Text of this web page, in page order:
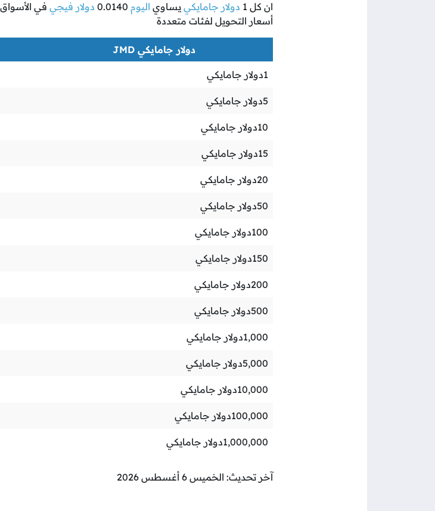
ان كل 1 دولار جامايكي يساوي اليوم 0.0140 دولار فيجي في الأسواق
أسعار التحويل لفئات متعددة
دولار جامايكي JMD
1دولار جامايكي
5دولار جامايكي
10دولار جامايكي
15دولار جامايكي
20دولار جامايكي
50دولار جامايكي
100دولار جامايكي
150دولار جامايكي
200دولار جامايكي
500دولار جامايكي
1,000دولار جامايكي
5,000دولار جامايكي
10,000دولار جامايكي
100,000دولار جامايكي
1,000,000دولار جامايكي
آخر تحديث: الخميس 6 أغسطس 2026